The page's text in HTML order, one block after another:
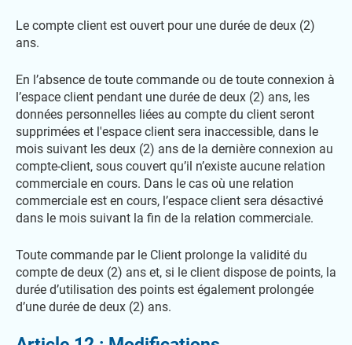
Le compte client est ouvert pour une durée de deux (2)
ans.
En l’absence de toute commande ou de toute connexion à
l’espace client pendant une durée de deux (2) ans, les
données personnelles liées au compte du client seront
supprimées et l'espace client sera inaccessible, dans le
mois suivant les deux (2) ans de la dernière connexion au
compte-client, sous couvert qu’il n’existe aucune relation
commerciale en cours. Dans le cas où une relation
commerciale est en cours, l’espace client sera désactivé
dans le mois suivant la fin de la relation commerciale.
Toute commande par le Client prolonge la validité du
compte de deux (2) ans et, si le client dispose de points, la
durée d’utilisation des points est également prolongée
d’une durée de deux (2) ans.